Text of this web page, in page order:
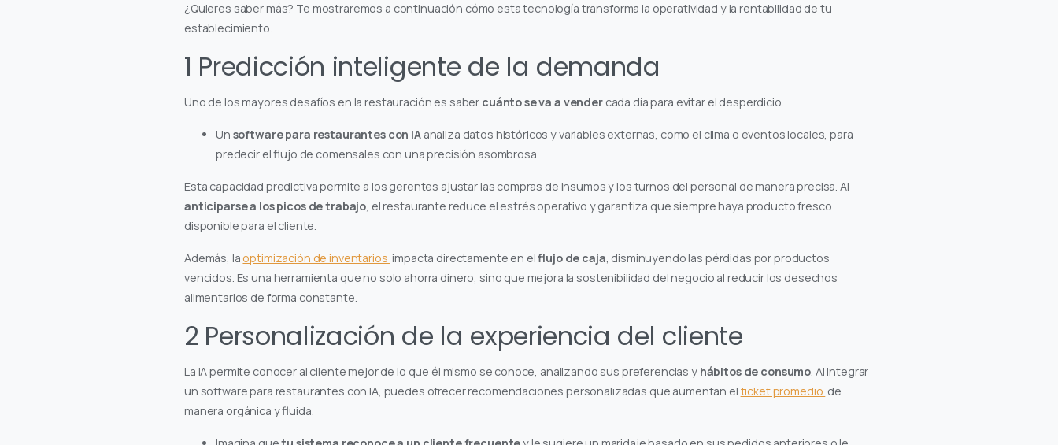
¿Quieres saber más? Te mostraremos a continuación cómo esta tecnología transforma la operatividad y la rentabilidad de tu
establecimiento.
1 Predicción inteligente de la demanda
Uno de los mayores desafíos en la restauración es saber cuánto se va a vendercada día para evitar el desperdicio.
Un software para restaurantes con IAanaliza datos históricos y variables externas, como el clima o eventos locales, para
predecir el flujo de comensales con una precisión asombrosa.
Esta capacidad predictiva permite a los gerentes ajustar las compras de insumos y los turnos del personal de manera precisa. Al
anticiparse a los picos de trabajo, el restaurante reduce el estrés operativo y garantiza que siempre haya producto fresco
disponible para el cliente.
Además, la optimización de inventarios impacta directamente en elflujo de caja, disminuyendo las pérdidas por productos
vencidos. Es una herramienta que no solo ahorra dinero, sino que mejora la sostenibilidad del negocio al reducir los desechos
alimentarios de forma constante.
2 Personalización de la experiencia del cliente
La IA permite conocer al cliente mejor de lo que él mismo se conoce, analizando sus preferencias y hábitos de consumo. Al integrar
un software para restaurantes con IA, puedes ofrecer recomendaciones personalizadas que aumentan el ticket promedio de
manera orgánica y fluida.